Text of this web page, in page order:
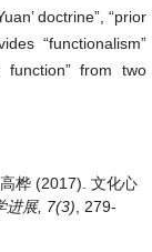
doctrine”, “prior
“functionalism”
function” from two
桦 (2017). 文化心
进展, 7(3) , 279-